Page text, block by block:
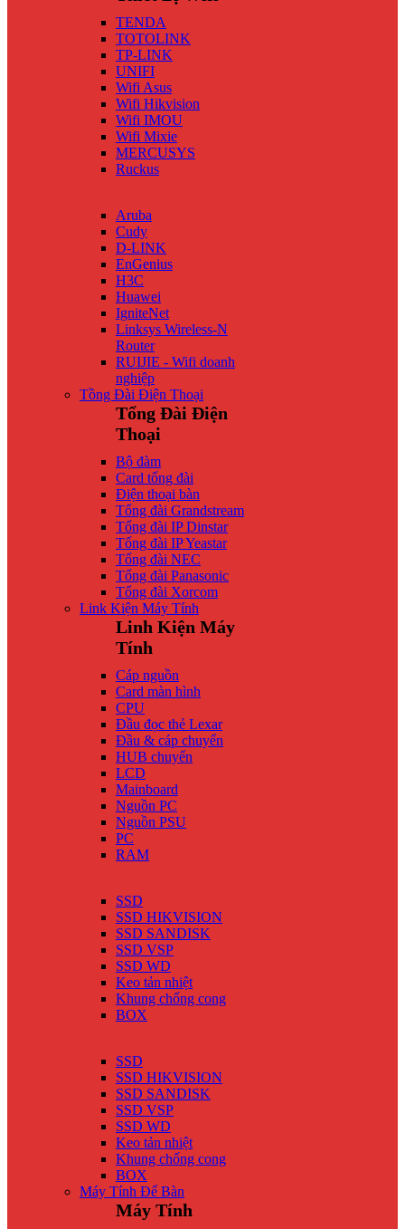
TENDA
TOTOLINK
TP-LINK
UNIFI
Wifi Asus
Wifi Hikvision
Wifi IMOU
Wifi Mixie
MERCUSYS
Ruckus
Aruba
Cudy
D-LINK
EnGenius
H3C
Huawei
IgniteNet
Linksys Wireless-N
Router
RUIJIE - Wifi doanh
nghiệp
Tồng Đài Điện Thoại
Tổng Đài Điện
Thoại
Bộ đàm
Card tổng đài
Điện thoại bàn
Tổng đài Grandstream
Tổng đài IP Dinstar
Tổng đài IP Yeastar
Tổng đài NEC
Tổng đài Panasonic
Tổng đài Xorcom
Link Kiện Máy Tính
Linh Kiện Máy
Tính
Cáp nguồn
Card màn hình
CPU
Đầu đọc thẻ Lexar
Đầu & cáp chuyển
HUB chuyển
LCD
Mainboard
Nguồn PC
Nguồn PSU
PC
RAM
SSD
SSD HIKVISION
SSD SANDISK
SSD VSP
SSD WD
Keo tản nhiệt
Khung chống cong
BOX
SSD
SSD HIKVISION
SSD SANDISK
SSD VSP
SSD WD
Keo tản nhiệt
Khung chống cong
BOX
Máy Tính Để Bàn
Máy Tính